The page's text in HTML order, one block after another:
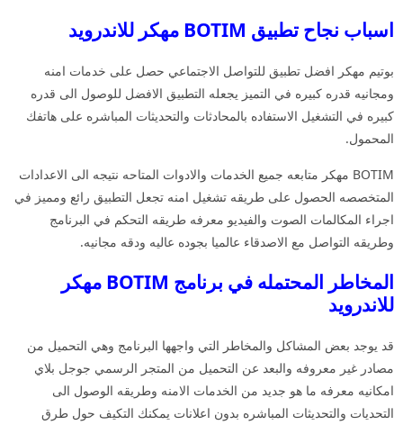
اسباب نجاح تطبيق BOTIM مهكر للاندرويد
بوتيم مهكر افضل تطبيق للتواصل الاجتماعي حصل على خدمات امنه
ومجانيه قدره كبيره في التميز يجعله التطبيق الافضل للوصول الى قدره
كبيره في التشغيل الاستفاده بالمحادثات والتحديثات المباشره على هاتفك
المحمول.
BOTIM مهكر متابعه جميع الخدمات والادوات المتاحه نتيجه الى الاعدادات
المتخصصه الحصول على طريقه تشغيل امنه تجعل التطبيق رائع ومميز في
اجراء المكالمات الصوت والفيديو معرفه طريقه التحكم في البرنامج
وطريقه التواصل مع الاصدقاء عالميا بجوده عاليه ودقه مجانيه.
المخاطر المحتمله في برنامج BOTIM مهكر
للاندرويد
قد يوجد بعض المشاكل والمخاطر التي واجهها البرنامج وهي التحميل من
مصادر غير معروفه والبعد عن التحميل من المتجر الرسمي جوجل بلاي
امكانيه معرفه ما هو جديد من الخدمات الامنه وطريقه الوصول الى
التحديات والتحديثات المباشره بدون اعلانات يمكنك التكيف حول طرق